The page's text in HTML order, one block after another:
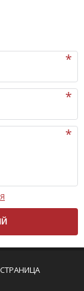
на сайте,
правил:
и чисто
обсуждения.